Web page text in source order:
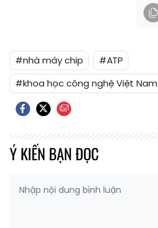
#nhà máy chip
#ATP
#khoa học công nghệ Việt Nam
Ý KIẾN BẠN ĐỌC